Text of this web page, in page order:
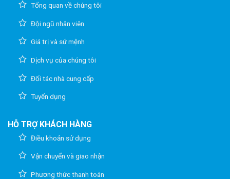
Tổng quan về chúng tôi
Đội ngũ nhân viên
Giá trị và sứ mệnh
Dịch vụ của chúng tôi
Đối tác nhà cung cấp
Tuyển dụng
HỖ TRỢ KHÁCH HÀNG
Điều khoản sử dụng
Vận chuyển và giao nhận
Phương thức thanh toán